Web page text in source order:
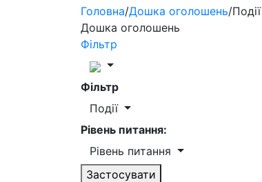
Головна/Дошка оголошень/Події
Дошка оголошень
Фільтр
Фільтр
Події
Рівень питання:
Рівень питання
Застосувати